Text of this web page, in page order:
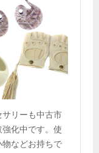
リーも中古市
化中です。使
物などお持ちで